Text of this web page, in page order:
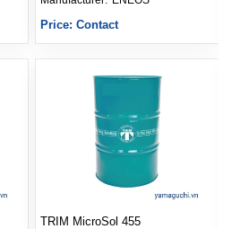
Price: Contact
TRIM MicroSol 455